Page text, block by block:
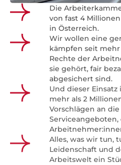
Die
von fast 4
in Österreich.
Wir wollen eine
kämpfen seit mehr
Rechte der
sie gehört, fair
abgesichert sind.
Und dieser
mehr als 2
Vorschlägen an
Alles, was wir tun,
Leidenschaft und
Arbeitswelt ein